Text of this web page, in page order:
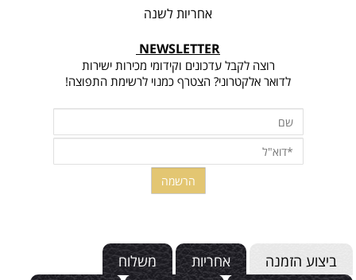
אחריות לשנה
NEWSLETTER
רוצה לקבל עדכונים וקידומי מכירות ישירות
לדואר אלקטרוני? הצטרף כמנוי לרשימת התפוצה!
ביצוע הזמנה אחריות
משלוח